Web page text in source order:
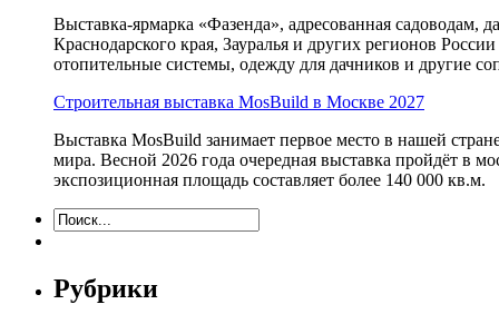
Выставка-ярмарка «Фазенда», адресованная
Краснодарского края, Зауралья и других регионов
отопительные системы, одежду для дачников и другие
Строительная выставка MosBuild в Москве 2027
Выставка MosBuild занимает первое место в нашей
мира. Весной 2026 года очередная выставка пройдёт в
экспозиционная площадь составляет более 140 000 кв.м.
Рубрики